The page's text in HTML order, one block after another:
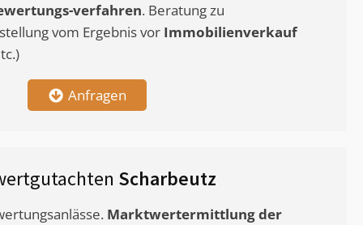
verfahren. Beratung zu
vom Ergebnis vor Immobilienverkauf
Anfragen
Scharbeutz
Marktwertermittlungder